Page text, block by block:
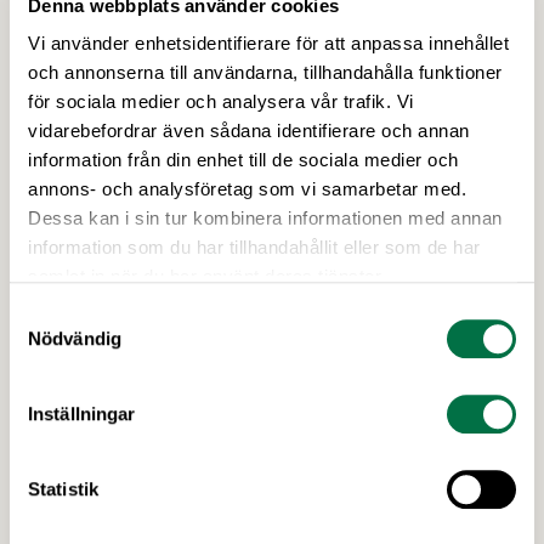
Denna webbplats använder cookies
Vi använder enhetsidentifierare för att anpassa innehållet
och annonserna till användarna, tillhandahålla funktioner
för sociala medier och analysera vår trafik. Vi
vidarebefordrar även sådana identifierare och annan
information från din enhet till de sociala medier och
annons- och analysföretag som vi samarbetar med.
Dessa kan i sin tur kombinera informationen med annan
information som du har tillhandahållit eller som de har
Nödvändig
Inställningar
Statistik
Livsmedelsföretagen inrättar
matmomsjour för medlemsföretag –
Livsmedelsföretagen
Den 1 april 2026 träder matmomssänkningen i
kraft och momsen på livsmedel sänks från 12 till 6
procent. För att underlätta och besvara
Livsmedelsföretagen en tillfällig matmomsjour
som kommer att bemannas av
Mats Holmlund.